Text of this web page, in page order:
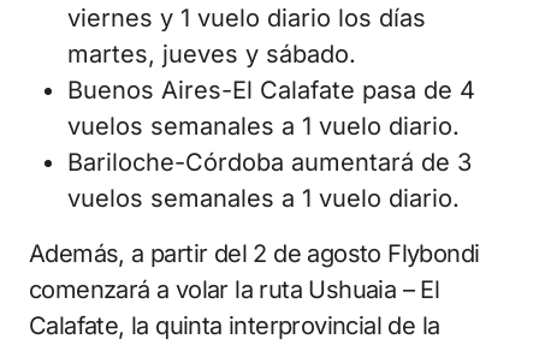
viernes y 1 vuelo diario los días
martes, jueves y sábado.
Buenos Aires-El Calafate pasa de 4
vuelos semanales a 1 vuelo diario.
Bariloche-Córdoba aumentará de 3
vuelos semanales a 1 vuelo diario.
Además, a partir del 2 de agosto Flybondi
comenzará a volar la ruta Ushuaia – El
Calafate, la quinta interprovincial de la